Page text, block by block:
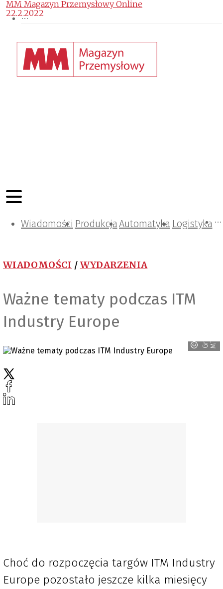
Wiadomości ProdukcjaAutomatyka Logistyka
Projektowanie i konstrukcje
Zarządzanie i IT
Tematy specjalne
WIADOMOŚCI / WYDARZENIA
Ważne tematy podczas ITM
Industry Europe
G
r
u
p
a
M
TP
MM Magazyn Przemysłowy Online
22.2.2022
Choć do rozpoczęcia targów ITM Industry
Europe pozostało jeszcze kilka miesięcy